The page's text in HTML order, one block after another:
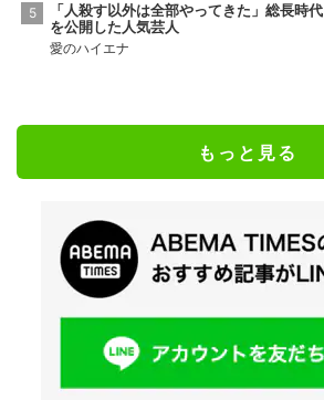
「人殺す以外は全部やってきた」総長時代
を公開した人気芸人
愛のハイエナ
もっと見る